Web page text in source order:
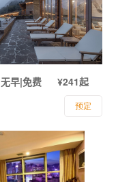
¥241起
无早|免费
预定